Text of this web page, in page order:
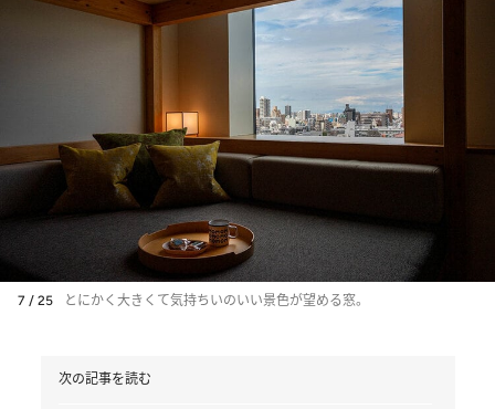
7 / 25 とにかく大きくて気持ちいのいい景色が望める窓。
次の記事を読む